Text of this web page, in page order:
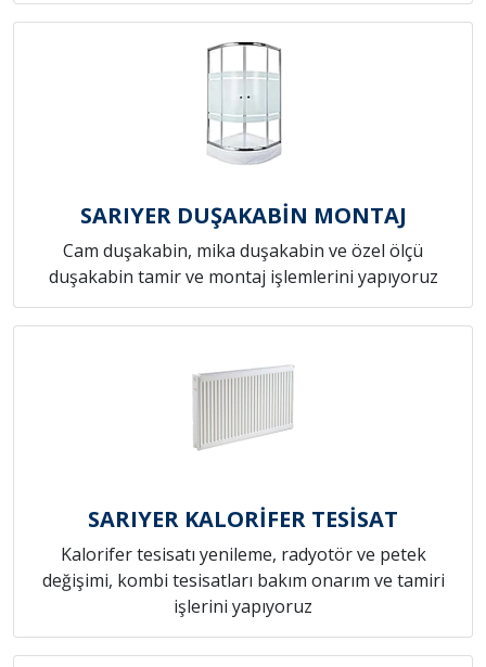
SARIYER DUŞAKABİN MONTAJ
Cam duşakabin, mika duşakabin ve özel ölçü
duşakabin tamir ve montaj işlemlerini yapıyoruz
SARIYER KALORİFER TESİSAT
Kalorifer tesisatı yenileme, radyotör ve petek
değişimi, kombi tesisatları bakım onarım ve tamiri
işlerini yapıyoruz